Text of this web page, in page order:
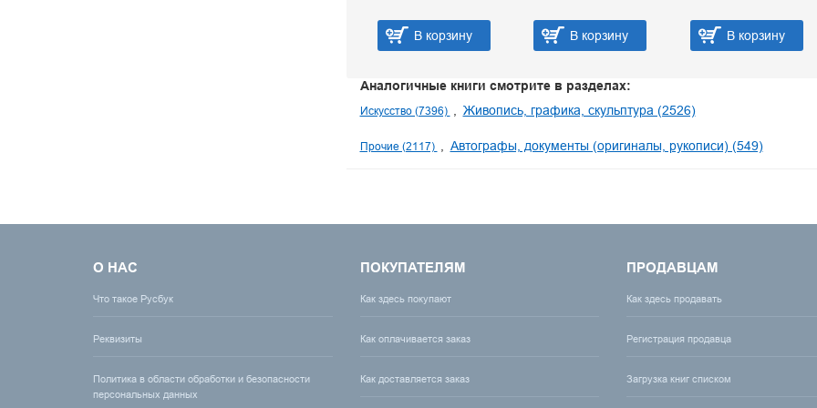
В корзину В корзину В корзину
Аналогичные книги смотрите в разделах:
Искусство (7396) Живопись, графика, скульптура (2526)
Прочие (2117) Автографы, документы (оригиналы, рукописи) (549)
О НАС
Что такое Русбук
Реквизиты
Политика в области обработки и безопасности
персональных данных
ПОКУПАТЕЛЯМ
Как здесь покупают
Как оплачивается заказ
Как доставляется заказ
ПРОДАВЦАМ
Как здесь продавать
Регистрация продавца
Загрузка книг списком